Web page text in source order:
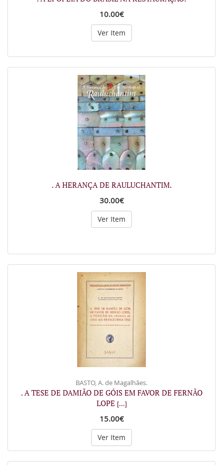
10.00€
Ver Item
. A HERANÇA DE RAULUCHANTIM.
30.00€
Ver Item
BASTO, A. de Magalhães.
. A TESE DE DAMIÃO DE GÓIS EM FAVOR DE FERNÃO
LOPE [...]
15.00€
Ver Item